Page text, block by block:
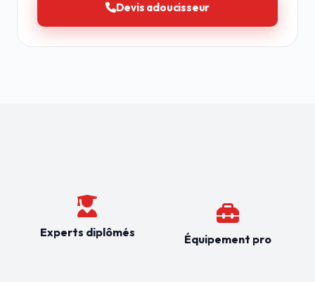
Devis adoucisseur
Experts diplômés Équipement pro